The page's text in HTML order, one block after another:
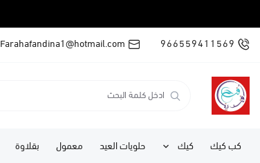
966559411569
Farahafandina1@hotmail.com
كب كيك كيك حلويات العيد معمول بقلاوة